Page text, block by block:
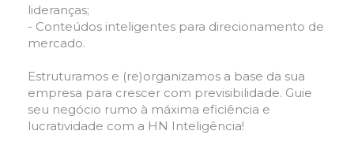
lideranças;
- Conteúdos inteligentes para direcionamento de
mercado.
Estruturamos e (re)organizamos a base da sua
empresa para crescer com previsibilidade. Guie
seu negócio rumo à máxima eficiência e
lucratividade com a HN Inteligência!